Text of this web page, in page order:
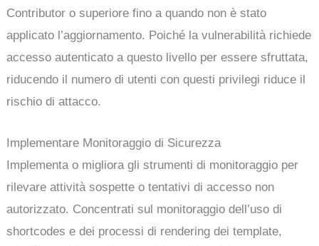
Contributor o superiore fino a quando non è stato
applicato l’aggiornamento. Poiché la vulnerabilità richiede
accesso autenticato a questo livello per essere sfruttata,
riducendo il numero di utenti con questi privilegi riduce il
rischio di attacco.
Implementare Monitoraggio di Sicurezza
Implementa o migliora gli strumenti di monitoraggio per
rilevare attività sospette o tentativi di accesso non
autorizzato. Concentrati sul monitoraggio dell’uso di
shortcodes e dei processi di rendering dei template,